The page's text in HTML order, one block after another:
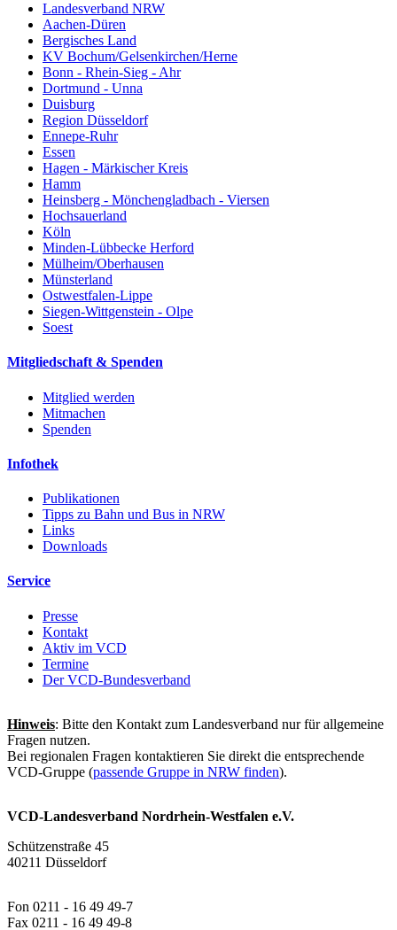
Landesverband NRW
Aachen-Düren
Bergisches Land
KV Bochum/Gelsenkirchen/Herne
Bonn - Rhein-Sieg - Ahr
Dortmund - Unna
Duisburg
Region Düsseldorf
Ennepe-Ruhr
Essen
Hagen - Märkischer Kreis
Hamm
Heinsberg - Mönchengladbach - Viersen
Hochsauerland
Köln
Minden-Lübbecke Herford
Mülheim/Oberhausen
Münsterland
Ostwestfalen-Lippe
Siegen-Wittgenstein - Olpe
Soest
Mitgliedschaft & Spenden
Mitglied werden
Mitmachen
Spenden
Infothek
Publikationen
Tipps zu Bahn und Bus in NRW
Links
Downloads
Service
Presse
Kontakt
Aktiv im VCD
Termine
Der VCD-Bundesverband
Hinweis: Bitte den Kontakt zum Landesverband nur für allgemeine
Fragen nutzen.
Bei regionalen Fragen kontaktieren Sie direkt die entsprechende
VCD-Gruppe (passende Gruppe in NRW finden).
VCD-Landesverband Nordrhein-Westfalen e.V.
Schützenstraße 45
40211 Düsseldorf
Fon 0211 - 16 49 49-7
Fax 0211 - 16 49 49-8